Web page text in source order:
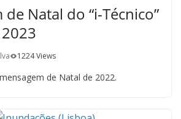
de Natal do “i-Técnico”
1224 Views
de Natal de 2022.